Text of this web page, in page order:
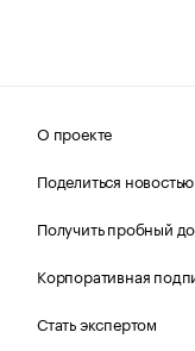
О проекте
Поделиться
Получить пробный
Корпоративная
Стать экспертом